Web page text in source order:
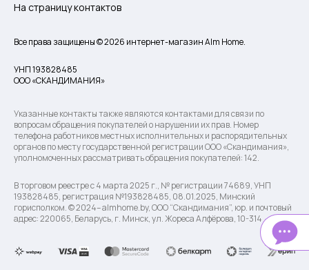
На страницу контактов
Все права защищены © 2026 интернет-магазин Alm Home.
УНП 193828485
ООО «СКАНДИМАНИЯ»
Указанные контакты также являются контактами для связи по
вопросам обращения покупателей о нарушении их прав. Номер
телефона работников местных исполнительных и распорядительных
органов по месту государственной регистрации ООО «Скандимания»,
уполномоченных рассматривать обращения покупателей: 142.
В торговом реестре с 4 марта 2025 г., № регистрации 74689, УНП
193828485, регистрация №193828485, 08.01.2025, Минский
горисполком. © 2024– almhome.by, ООО “Скандимания”, юр. и почтовый
адрес: 220065, Беларусь, г. Минск, ул. Жореса Алфёрова, 10-314